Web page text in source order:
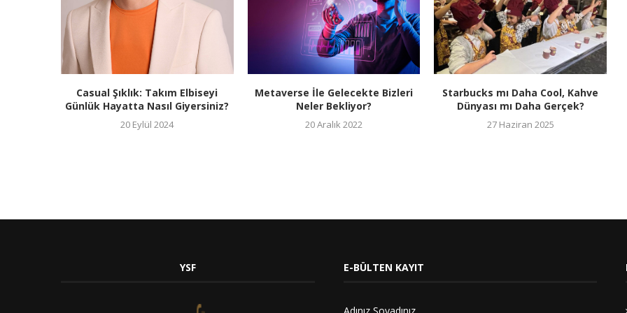
Casual Şıklık: Takım Elbiseyi
Günlük Hayatta Nasıl Giyersiniz?
20 Eylül 2024
Metaverse İle Gelecekte Bizleri
Neler Bekliyor?
20 Aralık 2022
Starbucks mı Daha Cool, Kahve
Dünyası mı Daha Gerçek?
27 Haziran 2025
YSF E-BÜLTEN KAYIT